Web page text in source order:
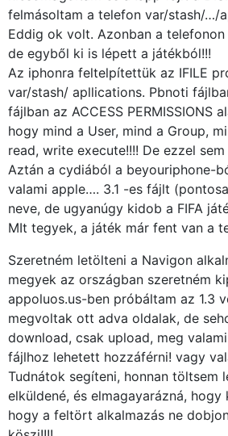
felmásoltam a telefon var/stash/…/
Eddig ok volt. Azonban a
de egyből ki is lépett a játékból!!!
Az iphonra feltelpítettük az IFILE
var/stash/ apllications. Pbnoti
fájlban az ACCESS PERMISSIONS
hogy mind a User, mind a Group,
read, write execute!!!! De ezzel sem
Aztán a cydiából a beyouriphone-
valami apple…. 3.1 -es fájlt
neve, de ugyanúgy kidob a FIFA
MIt tegyek, a játék már fent van a
Szeretném letölteni a Navigon
megyek az országban szeretném
appoluos.us-ben próbáltam az 1.3
megvoltak ott adva oldalak, de
download, csak upload, meg
fájlhoz lehetett hozzáférni! vagy
Tudnátok segíteni, honnan töltsem
elküldené, és elmagayarázná, hogy
hogy a feltört alkalmazás ne